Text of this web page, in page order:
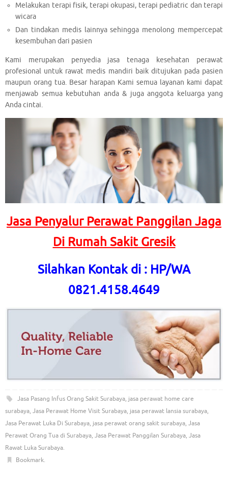
Melakukan terapi fisik, terapi okupasi, terapi pediatric dan terapi
wicara
Dan tindakan medis lainnya sehingga menolong mempercepat
kesembuhan dari pasien
Kami merupakan penyedia jasa tenaga kesehatan perawat
profesional untuk rawat medis mandiri baik ditujukan pada pasien
maupun orang tua. Besar harapan Kami semua layanan kami dapat
menjawab semua kebutuhan anda & juga anggota keluarga yang
Anda cintai.
Jasa Penyalur Perawat Panggilan Jaga
Di Rumah Sakit Gresik
Silahkan Kontak di : HP/WA
0821.4158.4649
Jasa Pasang Infus Orang Sakit Surabaya, jasa perawat home care
surabaya, Jasa Perawat Home Visit Surabaya, jasa perawat lansia surabaya,
Jasa Perawat Luka Di Surabaya, jasa perawat orang sakit surabaya, Jasa
Perawat Orang Tua di Surabaya, Jasa Perawat Panggilan Surabaya, Jasa
Rawat Luka Surabaya.
Bookmark.